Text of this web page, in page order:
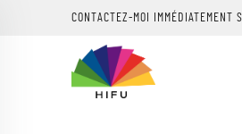
CONTACTEZ-MOI IMMÉDIATEMENT